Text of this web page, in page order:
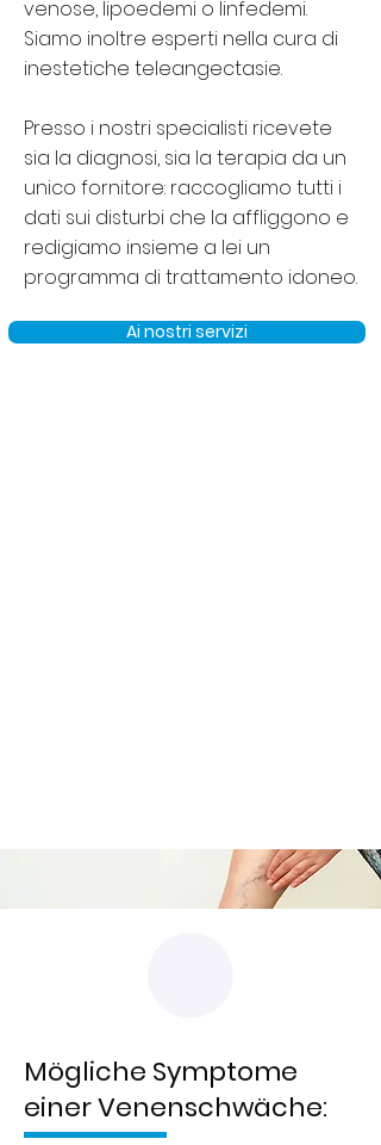
venose, lipoedemi o linfedemi.
Siamo inoltre esperti nella cura di
inestetiche teleangectasie.
Presso i nostri specialisti ricevete
sia la diagnosi, sia la terapia da un
unico fornitore: raccogliamo tutti i
dati sui disturbi che la affliggono e
redigiamo insieme a lei un
programma di trattamento idoneo.
Ai nostri servizi
Mögliche Symptome
einer Venenschwäche: